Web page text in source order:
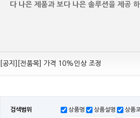
다 나은 제품과 보다 나은 솔루션을 제공
[공지][Mean Well 제품 전품목] 10% 가격 인하
[공지][전품목] 가격 10%인상 조정
[공지][민웰] 전품목 가격 조정의건
[민웰] RS 모델 출시
검색범위 상품명 상품설명 상품